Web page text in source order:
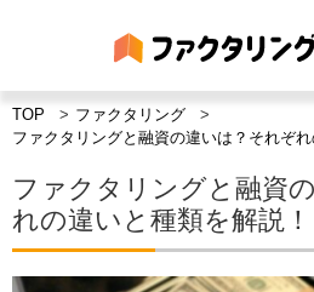
TOP
ファクタリング
ファクタリングと融資の違いは？それぞ
ファクタリングと融資
れの違いと種類を解説！